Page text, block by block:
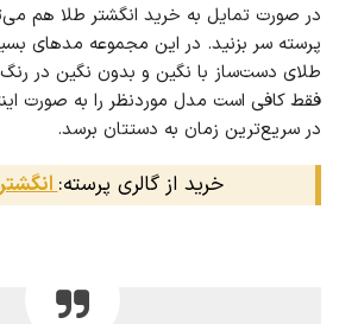
در صورت تمایل به خرید انگشتر طلا هم
پرسته سر بزنید. در این مجموعه مد‌های
طلای دست‌ساز با نگین و بدون نگین در
فقط کافی است مدل موردنظر را به صورت
در سریع‌ترین زمان به دستتان برسد.
خرید از گالری پرسته: